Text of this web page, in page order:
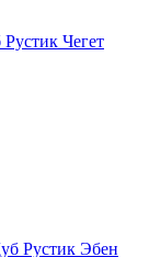
Чегет